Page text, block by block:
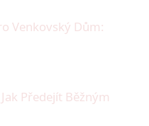
Venkovský Dům:
Předejít Běžným